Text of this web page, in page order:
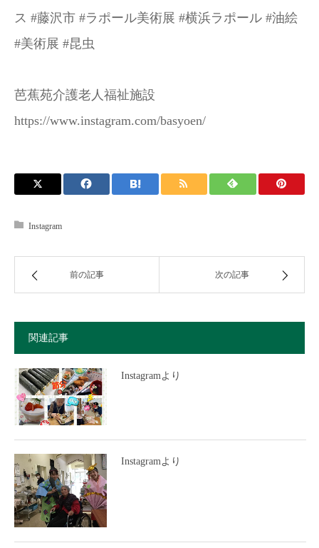
ス #藤沢市 #ラポール美術展 #横浜ラポール #油絵
#美術展 #昆虫
芭蕉苑介護老人福祉施設
https://www.instagram.com/basyoen/
Instagram
前の記事 次の記事
関連記事
Instagramより
Instagramより